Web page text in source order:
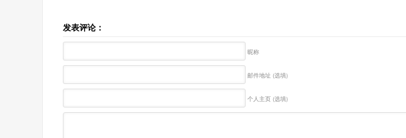
发表评论：
昵称
邮件地址 (选填)
个人主页 (选填)